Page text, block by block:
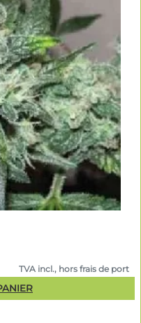
TVA incl., hors frais de port